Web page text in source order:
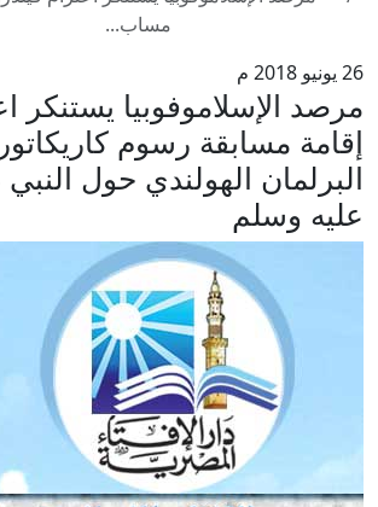
مساب...
26 يونيو 2018 م
مرصد الإسلاموفوبيا يستنكر
إقامة مسابقة رسوم
البرلمان الهولندي حول
عليه وسلم